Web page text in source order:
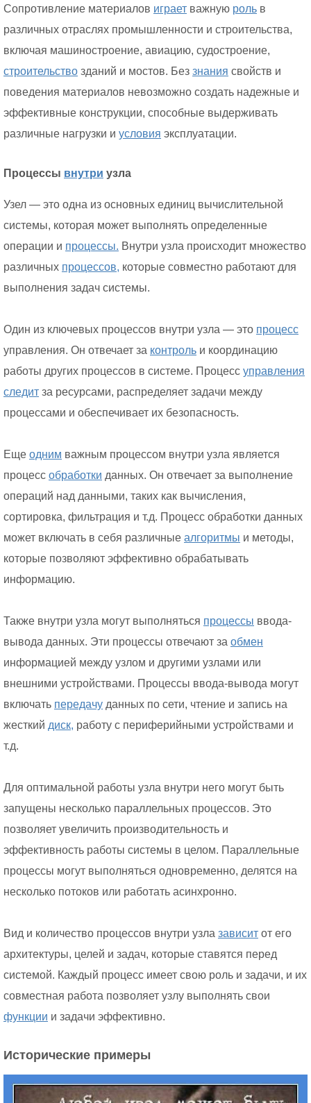
Сопротивление материалов играет важную роль в
различных отраслях промышленности и строительства,
включая машиностроение, авиацию, судостроение,
строительство зданий и мостов. Без знания свойств и
поведения материалов невозможно создать надежные и
эффективные конструкции, способные выдерживать
различные нагрузки и условия эксплуатации.
Процессы внутри узла
Узел — это одна из основных единиц вычислительной
системы, которая может выполнять определенные
операции и процессы. Внутри узла происходит множество
различных процессов, которые совместно работают для
выполнения задач системы.
Один из ключевых процессов внутри узла — это процесс
управления. Он отвечает за контроль и координацию
работы других процессов в системе. Процесс управления
следит за ресурсами, распределяет задачи между
процессами и обеспечивает их безопасность.
Еще одним важным процессом внутри узла является
процесс обработки данных. Он отвечает за выполнение
операций над данными, таких как вычисления,
сортировка, фильтрация и т.д. Процесс обработки данных
может включать в себя различные алгоритмы и методы,
которые позволяют эффективно обрабатывать
информацию.
Также внутри узла могут выполняться процессы ввода-
вывода данных. Эти процессы отвечают за обмен
информацией между узлом и другими узлами или
внешними устройствами. Процессы ввода-вывода могут
включать передачу данных по сети, чтение и запись на
жесткий диск, работу с периферийными устройствами и
т.д.
Для оптимальной работы узла внутри него могут быть
запущены несколько параллельных процессов. Это
позволяет увеличить производительность и
эффективность работы системы в целом. Параллельные
процессы могут выполняться одновременно, делятся на
несколько потоков или работать асинхронно.
Вид и количество процессов внутри узла зависит от его
архитектуры, целей и задач, которые ставятся перед
системой. Каждый процесс имеет свою роль и задачи, и их
совместная работа позволяет узлу выполнять свои
функции и задачи эффективно.
Исторические примеры